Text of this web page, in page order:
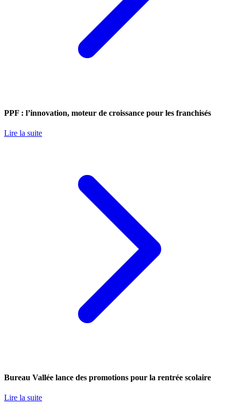
PPF : l’innovation, moteur de croissance pour les franchisés
Lire la suite
Bureau Vallée lance des promotions pour la rentrée scolaire
Lire la suite